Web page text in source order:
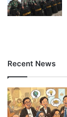
Recent News